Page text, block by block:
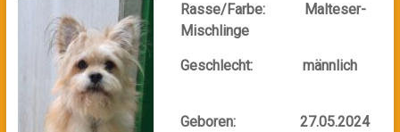
Rasse/Farbe: Malteser-
Mischlinge
Geschlecht: männlich
Geboren: 27.05.2024